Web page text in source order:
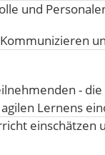
und
Kommunizieren
-
Lernens
einschätzen